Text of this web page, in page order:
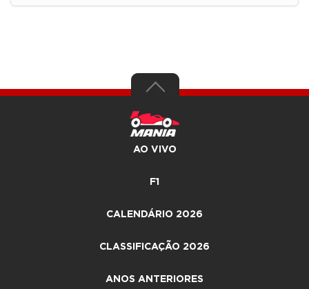
AO VIVO
F1
CALENDÁRIO 2026
CLASSIFICAÇÃO 2026
ANOS ANTERIORES